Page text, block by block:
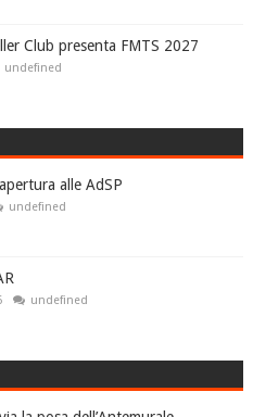
Club presenta FMTS 2027
undefined
alle AdSP
undefined
undefined